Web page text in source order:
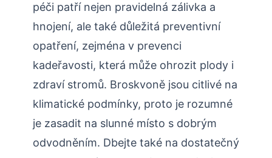
péči patří⁤ nejen pravidelná zálivka a
⁤hnojení, ale také ⁣důležitá preventivní
opatření, zejména v prevenci
kadeřavosti, která může ohrozit plody i
zdraví stromů.‌ Broskvoně jsou citlivé na
klimatické podmínky, proto je rozumné‍
je zasadit na‍ slunné místo s dobrým
odvodněním. Dbejte také na dostatečný